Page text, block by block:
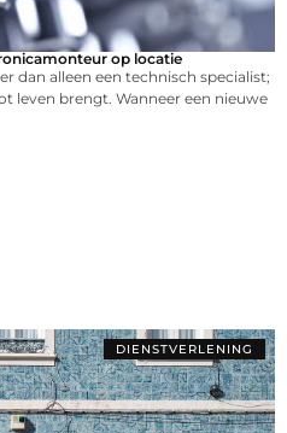
op locatie
dan alleen een technisch specialist;
leven brengt. Wanneer een nieuwe
DIENSTVERLENING